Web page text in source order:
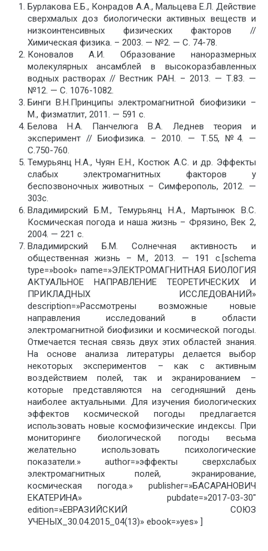
Бурлакова Е.Б., Конрадов А.А., Мальцева Е.Л. Действие
сверхмалых доз биологически активных веществ и
низкоинтенсивных физических факторов //
Химическая физика. – 2003. — №2. — С. 74-78.
Коновалов А.И. Образование наноразмерных
молекулярных ансамблей в высокоразбавленных
водных растворах // Вестник РАН. – 2013. — Т.83. —
№12. — С. 1076-1082.
Бинги В.Н.Принципы электромагнитной биофизики –
М., физматлит, 2011. — 591 с.
Белова Н.А. Панчелюга В.А. Леднев теория и
эксперимент // Биофизика. – 2010. — Т.55, №4. —
С.750-760.
Темурьянц Н.А., Чуян Е.Н., Костюк А.С. и др. Эффекты
слабых электромагнитных факторов у
беспозвоночных животных – Симферополь, 2012. —
303с.
Владимирский Б.М., Темурьянц Н.А., Мартынюк В.С.
Космическая погода и наша жизнь – Фрязино, Век 2,
2004. — 221 с.
Владимирский Б.М. Солнечная активность и
общественная жизнь – М., 2013. — 191 с.[schema
type=»book» name=»ЭЛЕКТРОМАГНИТНАЯ БИОЛОГИЯ
АКТУАЛЬНОЕ НАПРАВЛЕНИЕ ТЕОРЕТИЧЕСКИХ И
ПРИКЛАДНЫХ ИССЛЕДОВАНИЙ»
description=»Рассмотрены возможные новые
направления исследований в области
электромагнитной биофизики и космической погоды.
Отмечается тесная связь двух этих областей знания.
На основе анализа литературы делается выбор
некоторых экспериментов – как с активным
воздействием полей, так и экранированием –
которые представляются на сегодняшний день
наиболее актуальными. Для изучения биологических
эффектов космической погоды предлагается
использовать новые космофизические индексы. При
мониторинге биологической погоды весьма
желательно использовать психологические
показатели.» author=»эффекты сверхслабых
электромагнитных полей, экранирование,
космическая погода.» publisher=»БАСАРАНОВИЧ
ЕКАТЕРИНА» pubdate=»2017-03-30″
edition=»ЕВРАЗИЙСКИЙ СОЮЗ
УЧЕНЫХ_30.04.2015_04(13)» ebook=»yes» ]